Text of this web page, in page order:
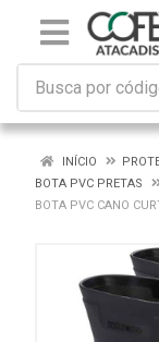
INÍCIO
BOTA PVC PRETAS
BOTA PVC CANO